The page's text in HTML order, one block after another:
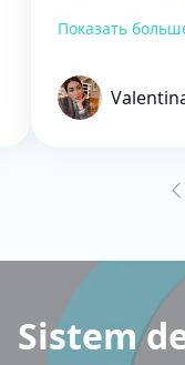
apelăm în fiecare an.
Показать больше
Valentina Chicu
Sistem